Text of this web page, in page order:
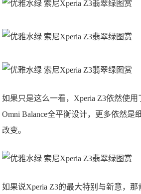
如果只是这么一看，Xperia Z3依然使用
Omni Balance全平衡设计，更多依然是
改变。
如果说Xperia Z3的最大特别与新意，